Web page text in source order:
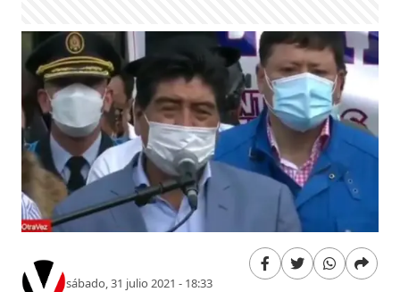
sábado, 31 julio 2021 - 18:33